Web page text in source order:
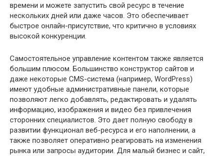
времени и можете запустить свой ресурс в течение
нескольких дней или даже часов. Это обеспечивает
быстрое онлайн-присутствие, что критично в условиях
высокой конкуренции.
Самостоятельное управление контентом также является
большим плюсом. Большинство конструктор сайтов и
даже некоторые CMS-система (например, WordPress)
имеют удобные административные панели, которые
позволяют легко добавлять, редактировать и удалять
информацию, изображения и видео без привлечения
сторонних специалистов. Это дает полную свободу в
развитии функционал веб-ресурса и его наполнении, а
также позволяет оперативно реагировать на изменения
рынка или запросы аудитории. Для малый бизнес и сайт,